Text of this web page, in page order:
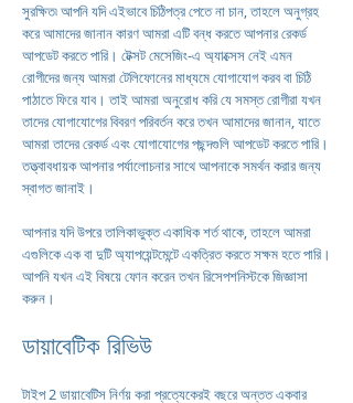
সুরক্ষিত৷ আপনি যদি এইভাবে চিঠিপত্র পেতে না চান, তাহলে অনুগ্রহ
করে আমাদের জানান কারণ আমরা এটি বন্ধ করতে আপনার রেকর্ড
আপডেট করতে পারি। টেক্সট মেসেজিং-এ অ্যাক্সেস নেই এমন
রোগীদের জন্য আমরা টেলিফোনের মাধ্যমে যোগাযোগ করব বা চিঠি
পাঠাতে ফিরে যাব। তাই আমরা অনুরোধ করি যে সমস্ত রোগীরা যখন
তাদের যোগাযোগের বিবরণ পরিবর্তন করে তখন আমাদের জানান, যাতে
আমরা তাদের রেকর্ড এবং যোগাযোগের পছন্দগুলি আপডেট করতে পারি।
তত্ত্বাবধায়ক আপনার পর্যালোচনার সাথে আপনাকে সমর্থন করার জন্য
স্বাগত জানাই।
আপনার যদি উপরে তালিকাভুক্ত একাধিক শর্ত থাকে, তাহলে আমরা
এগুলিকে এক বা দুটি অ্যাপয়েন্টমেন্টে একত্রিত করতে সক্ষম হতে পারি।
আপনি যখন এই বিষয়ে ফোন করেন তখন রিসেপশনিস্টকে জিজ্ঞাসা
করুন।
ডায়াবেটিক রিভিউ
টাইপ 2 ডায়াবেটিস নির্ণয় করা প্রত্যেকেরই বছরে অন্তত একবার